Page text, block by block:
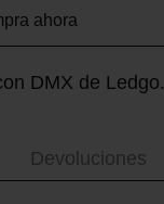
ahora
DMX de Ledgo.
Devoluciones